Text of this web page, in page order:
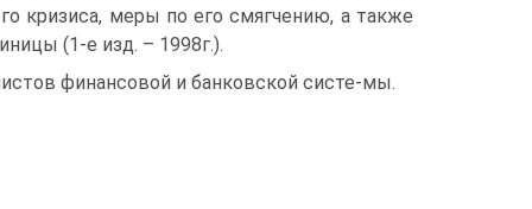
кризиса, меры по его смягчению, а также
(1-е изд. – 1998г.).
финансовой и банковской систе-мы.